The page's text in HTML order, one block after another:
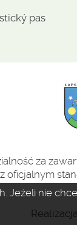
pas
za
oficjalnym
nie